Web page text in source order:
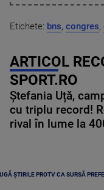
Etichete: bns, congres,
ARTICOL
SPORT.RO
Ștefania Uță,
cu triplu record!
rival în lume la
ȘTIRILE PROTV CA SURSĂ